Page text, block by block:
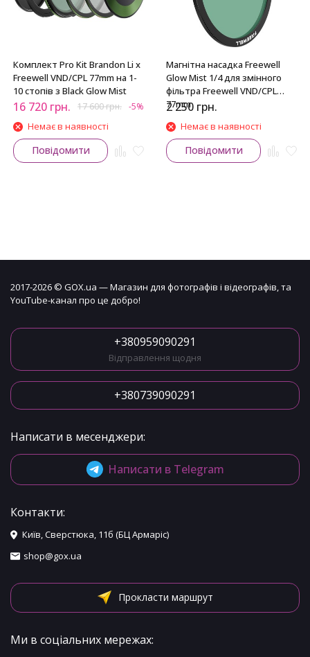
Комплект Pro Kit Brandon Li x
Freewell VND/CPL 77mm на 1-
10 стопів з Black Glow Mist
16 720 грн. 17 600грн. -5%
Немає в наявності
Повідомити
Магнітна насадка Freewell
Glow Mist 1/4 для змінного
фільтра Freewell VND/CPL
77mm
2 250 грн.
Немає в наявності
Повідомити
2017-2026 © GOX.ua — Магазин для фотографів і відеографів, та
YouTube-канал про це добро!
+380959090291
Відправлення щодня
+380739090291
Написати в месенджери:
Написати в Telegram
Контакти:
Київ, Сверстюка, 11б (БЦ Армаріс)
shop@gox.ua
Прокласти маршрут
Ми в соціальних мережах: